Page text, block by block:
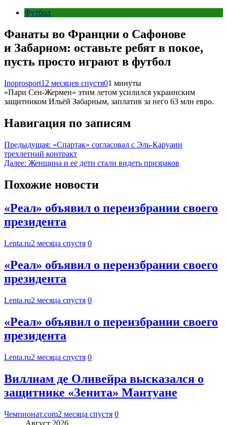
Футбол
Фанаты во Франции о Сафонове
и Забарном: оставьте ребят в покое,
пусть просто играют в футбол
Inoprosport12 месяцев спустя01 минуты
«Пари Сен-Жермен» этим летом усилился украинским
защитником Ильёй Забарным, заплатив за него 63 млн евро.
Навигация по записям
Предыдущая: «Спартак» согласовал с Эль-Каруани
трехлетний контракт
Далее: Женщина и ее дети стали видеть призраков
Похожие новости
«Реал» объявил о переизбрании своего
президента
Lenta.ru2 месяца спустя 0
«Реал» объявил о переизбрании своего
президента
Lenta.ru2 месяца спустя 0
«Реал» объявил о переизбрании своего
президента
Lenta.ru2 месяца спустя 0
Виллиам де Оливейра высказался о
защитнике «Зенита» Мантуане
Чемпионат.com2 месяца спустя 0
Август 2026